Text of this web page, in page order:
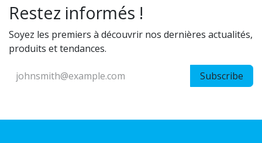
Restez informés !
Soyez les premiers à découvrir nos dernières actualités,
produits et tendances.
Subscribe